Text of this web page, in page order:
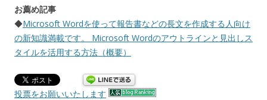
お薦め記事
◆Microsoft Wordを使って報告書などの長文を作成する人向け
の新知識満載です。 Microsoft Wordのアウトラインと見出しス
タイルを活用する方法（概要）
投票をお願いいたします